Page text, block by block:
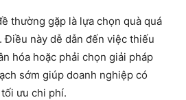
thường gặp là lựa chọn quà quá
Điều này dễ dẫn đến việc thiếu
hóa hoặc phải chọn giải pháp
sớm giúp doanh nghiệp có
ưu chi phí.